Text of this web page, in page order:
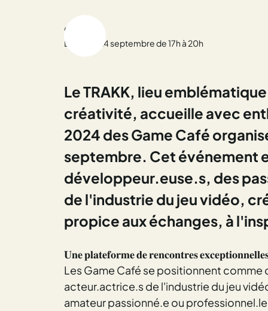
Quand ?
Le mardi 24 septembre de 17h à 20h
Le TRAKK, lieu
créativité, accueille avec
2024 des Game Café
septembre. Cet événement
développeur.euse.s, des
de l'industrie du jeu vidéo,
propice aux échanges, à
𝐔𝐧𝐞 𝐩𝐥𝐚𝐭𝐞𝐟𝐨𝐫𝐦𝐞 𝐝𝐞 𝐫𝐞𝐧𝐜𝐨𝐧𝐭𝐫𝐞𝐬
Les Game Café se positionnent
acteur.actrice.s de l'industrie du jeu
amateur passionné.e ou